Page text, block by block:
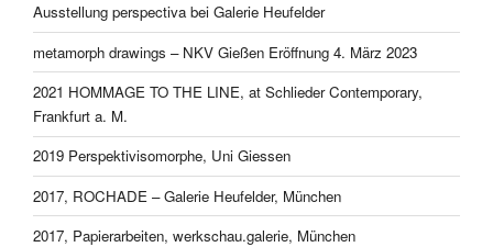
Ausstellung perspectiva bei Galerie Heufelder
metamorph drawings – NKV Gießen Eröffnung 4. März 2023
2021 HOMMAGE TO THE LINE, at Schlieder Contemporary,
Frankfurt a. M.
2019 Perspektivisomorphe, Uni Giessen
2017, ROCHADE – Galerie Heufelder, München
2017, Papierarbeiten, werkschau.galerie, München